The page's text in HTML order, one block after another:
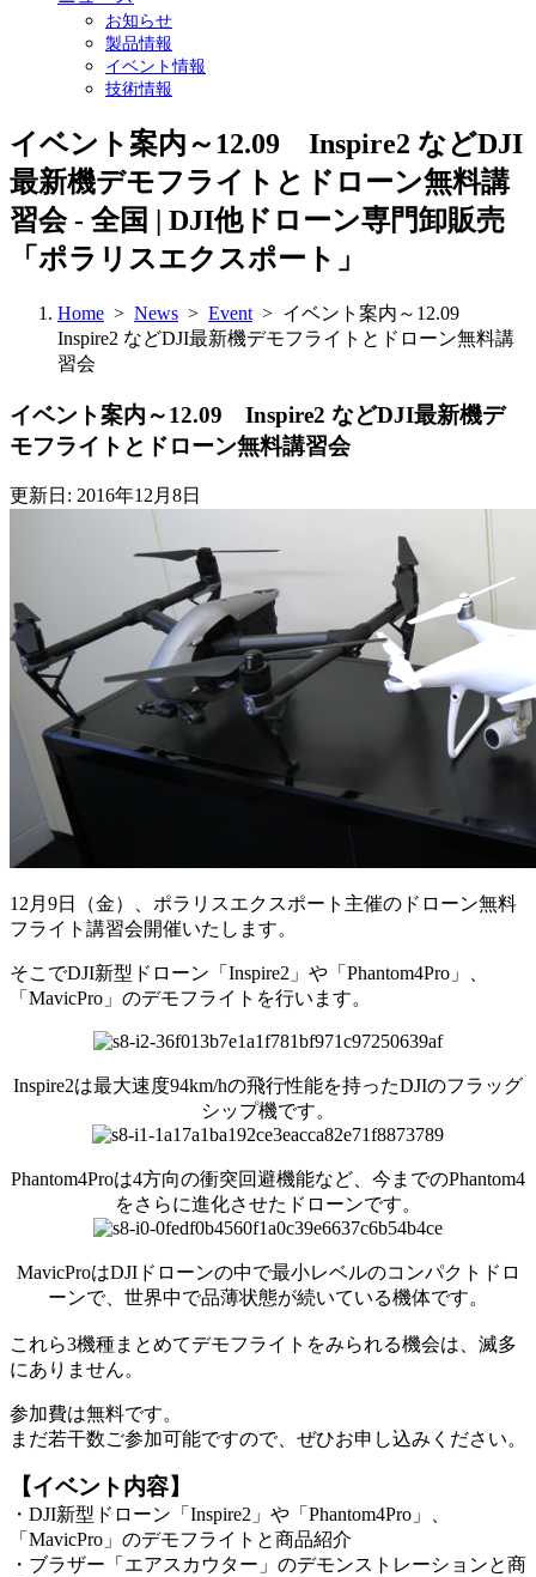
お知らせ
製品情報
イベント情報
技術情報
イベント案内～12.09 Inspire2 などDJI
最新機デモフライトとドローン無料講
習会 - 全国 | DJI他ドローン専門卸販売
「ポラリスエクスポート」
Home > News > Event > イベント案内～12.09
Inspire2 などDJI最新機デモフライトとドローン無料講
習会
イベント案内～12.09 Inspire2 などDJI最新機デ
モフライトとドローン無料講習会
更新日: 2016年12月8日
12月9日（金）、ポラリスエクスポート主催のドローン無料
フライト講習会開催いたします。
そこでDJI新型ドローン「Inspire2」や「Phantom4Pro」、
「MavicPro」のデモフライトを行います。
Inspire2は最大速度94km/hの飛行性能を持ったDJIのフラッグ
シップ機です。
Phantom4Proは4方向の衝突回避機能など、今までのPhantom4
をさらに進化させたドローンです。
MavicProはDJIドローンの中で最小レベルのコンパクトドロ
ーンで、世界中で品薄状態が続いている機体です。
これら3機種まとめてデモフライトをみられる機会は、滅多
にありません。
参加費は無料です。
まだ若干数ご参加可能ですので、ぜひお申し込みください。
【イベント内容】
・DJI新型ドローン「Inspire2」や「Phantom4Pro」、
「MavicPro」のデモフライトと商品紹介
・ブラザー「エアスカウター」のデモンストレーションと商